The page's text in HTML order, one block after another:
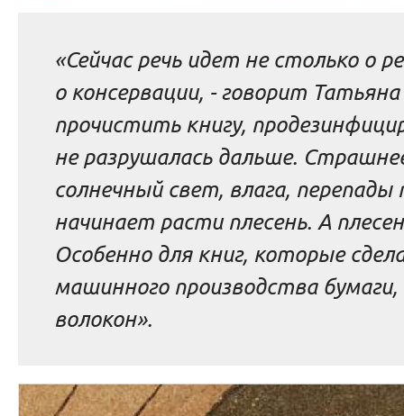
«Сейчас речь идет не столько о
о консервации, - говорит
прочистить книгу,
не разрушалась дальше.
солнечный свет, влага,
начинает расти плесень. А
Особенно для книг, которые
машинного производства
волокон».